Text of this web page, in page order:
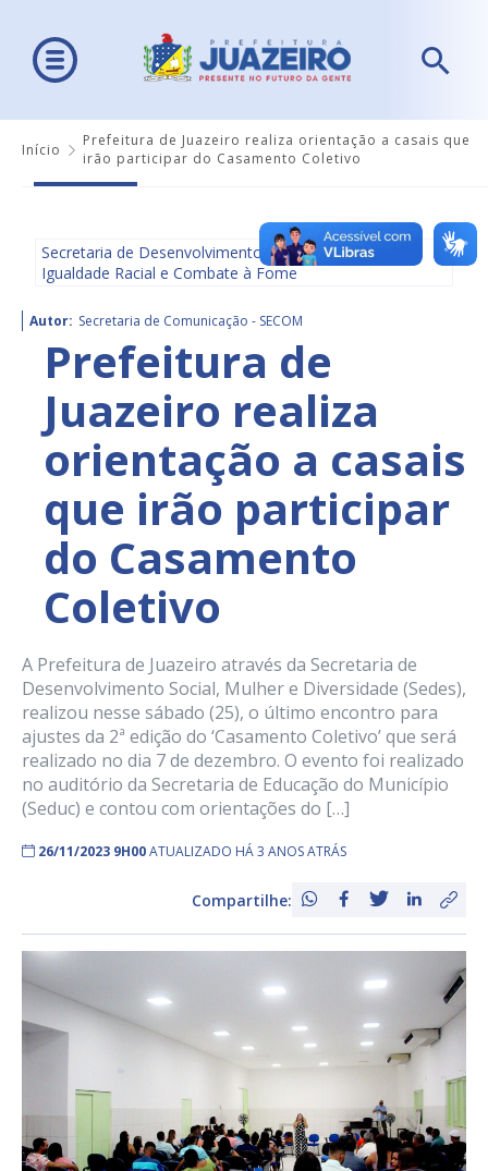
Início
Prefeitura de Juazeiro realiza orientação a casais que
irão participar do Casamento Coletivo
Secretaria de Desenvolvimento Social, Diversidade,
Igualdade Racial e Combate à Fome
Autor: Secretaria de Comunicação - SECOM
Prefeitura de
Juazeiro realiza
orientação a casais
que irão participar
do Casamento
Coletivo
A Prefeitura de Juazeiro através da Secretaria de
Desenvolvimento Social, Mulher e Diversidade (Sedes),
realizou nesse sábado (25), o último encontro para
ajustes da 2ª edição do ‘Casamento Coletivo’ que será
realizado no dia 7 de dezembro. O evento foi realizado
no auditório da Secretaria de Educação do Município
(Seduc) e contou com orientações do […]
26/11/2023 9H00ATUALIZADO HÁ 3 ANOS ATRÁS
Compartilhe: